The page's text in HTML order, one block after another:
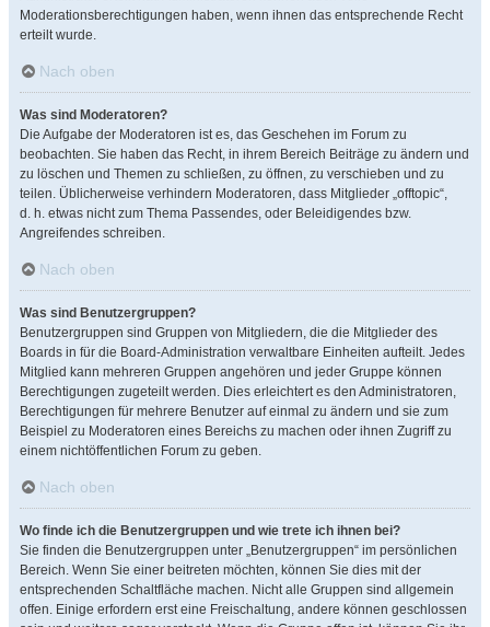
Moderationsberechtigungen haben, wenn ihnen das entsprechende Recht
erteilt wurde.
Nach oben
Was sind Moderatoren?
Die Aufgabe der Moderatoren ist es, das Geschehen im Forum zu
beobachten. Sie haben das Recht, in ihrem Bereich Beiträge zu ändern und
zu löschen und Themen zu schließen, zu öffnen, zu verschieben und zu
teilen. Üblicherweise verhindern Moderatoren, dass Mitglieder „offtopic“,
d. h. etwas nicht zum Thema Passendes, oder Beleidigendes bzw.
Angreifendes schreiben.
Nach oben
Was sind Benutzergruppen?
Benutzergruppen sind Gruppen von Mitgliedern, die die Mitglieder des
Boards in für die Board-Administration verwaltbare Einheiten aufteilt. Jedes
Mitglied kann mehreren Gruppen angehören und jeder Gruppe können
Berechtigungen zugeteilt werden. Dies erleichtert es den Administratoren,
Berechtigungen für mehrere Benutzer auf einmal zu ändern und sie zum
Beispiel zu Moderatoren eines Bereichs zu machen oder ihnen Zugriff zu
einem nichtöffentlichen Forum zu geben.
Nach oben
Wo finde ich die Benutzergruppen und wie trete ich ihnen bei?
Sie finden die Benutzergruppen unter „Benutzergruppen“ im persönlichen
Bereich. Wenn Sie einer beitreten möchten, können Sie dies mit der
entsprechenden Schaltfläche machen. Nicht alle Gruppen sind allgemein
offen. Einige erfordern erst eine Freischaltung, andere können geschlossen